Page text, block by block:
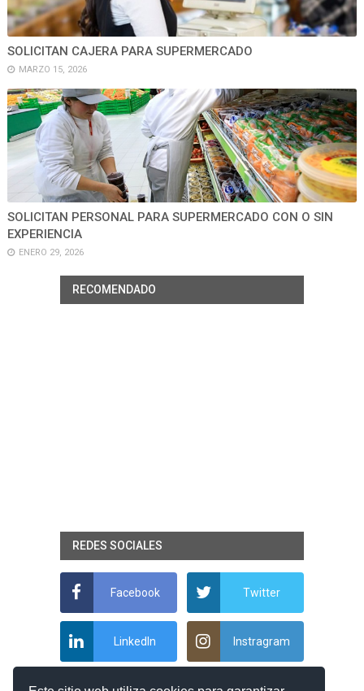
SOLICITAN CAJERA PARA SUPERMERCADO
MARZO 15, 2026
SOLICITAN PERSONAL PARA SUPERMERCADO CON O SIN
EXPERIENCIA
ENERO 29, 2026
RECOMENDADO
REDES SOCIALES
Facebook Twitter
LinkedIn Instragram